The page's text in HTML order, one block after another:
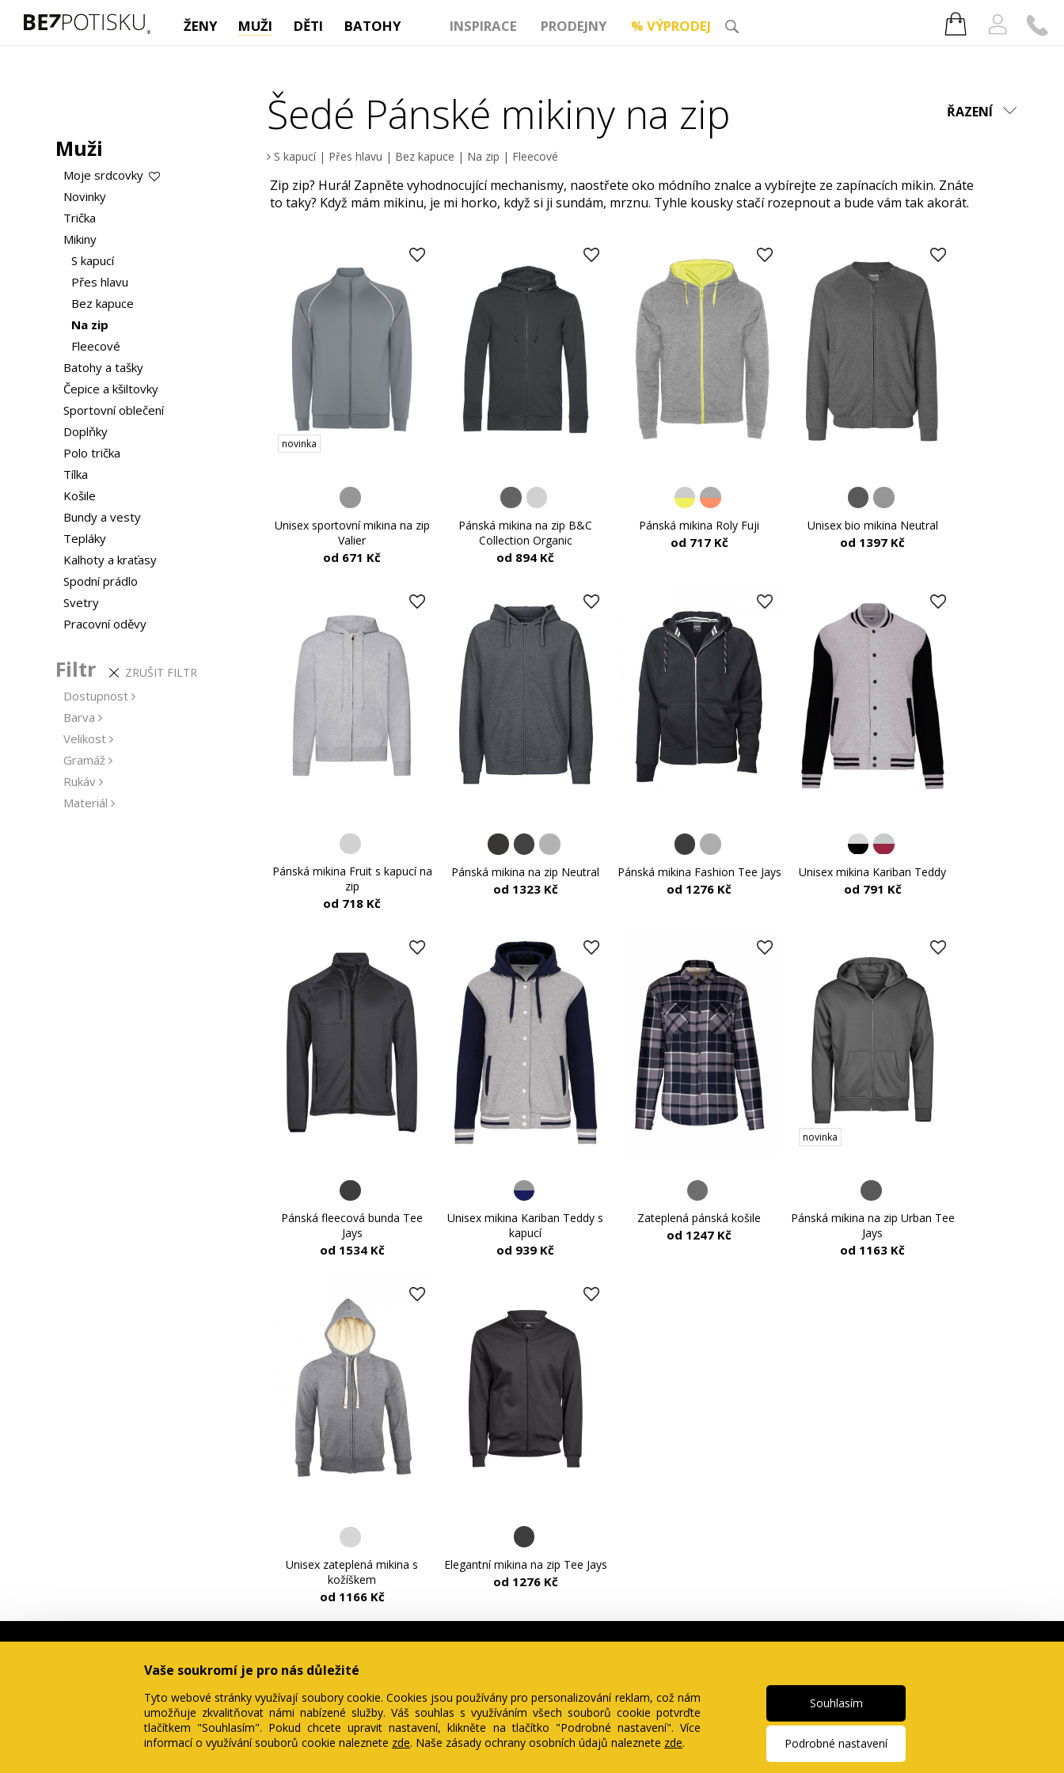
ŽENY MUŽI DĚTI BATOHY INSPIRACE PRODEJNY % VÝPRODEJ
Vaše soukromí je pro nás důležité
Tyto webové stránky využívají soubory cookie. Cookies jsou používány pro personalizování reklam, což nám
umožňuje zkvalitňovat námi nabízené služby. Váš souhlas s využíváním všech souborů cookie potvrďte
tlačítkem "Souhlasím". Pokud chcete upravit nastavení, klikněte na tlačítko "Podrobné nastavení". Více
informací o využívání souborů cookie naleznete zde. Naše zásady ochrany osobních údajů naleznete zde.
Souhlasím
Podrobné nastavení
Muži
Moje srdcovky
Novinky
Trička
Mikiny
S kapucí
Přes hlavu
Bez kapuce
Na zip
Fleecové
Batohy a tašky
Čepice a kšiltovky
Sportovní oblečení
Doplňky
Polo trička
Tílka
Košile
Bundy a vesty
Tepláky
Kalhoty a kraťasy
Spodní prádlo
Svetry
Pracovní oděvy
Filtr ZRUŠIT FILTR
Dostupnost
Barva
Velikost
Gramáž
Rukáv
Materiál
ŘAZENÍ
Šedé Pánské mikiny na zip
S kapucí| Přes hlavu | Bez kapuce | Na zip | Fleecové
Zip zip? Hurá! Zapněte vyhodnocující mechanismy, naostřete oko módního znalce a vybírejte ze zapínacích mikin. Znáte
to taky? Když mám mikinu, je mi horko, když si ji sundám, mrznu. Tyhle kousky stačí rozepnout a bude vám tak akorát.
novinka
Unisex sportovní mikina na zip
Valier
od 671 Kč
Pánská mikina na zip B&C
Collection Organic
od 894 Kč
Pánská mikina Roly Fuji
od 717 Kč
Unisex bio mikina Neutral
od 1397 Kč
Pánská mikina Fruit s kapucí na
zip
od 718 Kč
Pánská mikina na zip Neutral
od 1323 Kč
Pánská mikina Fashion Tee Jays
od 1276 Kč
Unisex mikina Kariban Teddy
od 791 Kč
Pánská fleecová bunda Tee
Jays
od 1534 Kč
Unisex mikina Kariban Teddy s
kapucí
od 939 Kč
Zateplená pánská košile
od 1247 Kč
novinka
Pánská mikina na zip Urban Tee
Jays
od 1163 Kč
Unisex zateplená mikina s
kožíškem
od 1166 Kč
Elegantní mikina na zip Tee Jays
od 1276 Kč
Bezpotisku.cz
Obchodní podmínky
Vše o nákupu
Souhlas s cookies
Doprava a vracení
Cashback
Sociální sítě
Facebook
Praha Štross
Praha Anděl
Brno
Olomouc
Ženy
Muži
Děti
Inspirace
Bezpotisku. Proč?
ukliZENo. Tečka.
Ke kořenům respektu
Nakupuj s QR kódy
Fruit of the loom